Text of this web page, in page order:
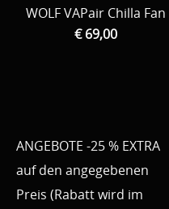
WOLF VAPair Chilla Fan
€ 69,00
ANGEBOTE -25 % EXTRA
auf den angegebenen
Preis (Rabatt wird im